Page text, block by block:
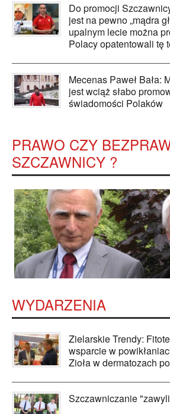
Do promocji
jest na pewno „mądra
upalnym lecie można
Polacy opatentowali tę
Mecenas Paweł Bała:
jest wciąż słabo
świadomości Polaków
PRAWO CZY
SZCZAWNICY ?
WYDARZENIA
Zielarskie Trendy:
wsparcie w
Zioła w dermatozach
Szczawniczanie